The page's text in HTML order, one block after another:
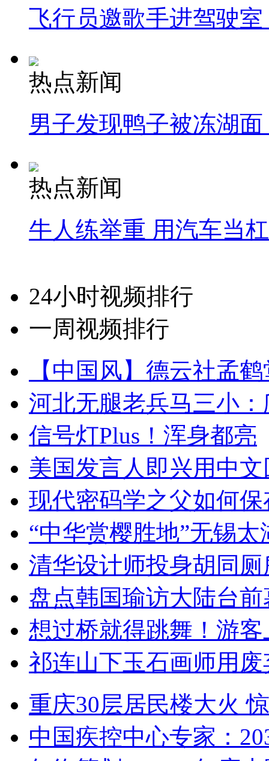
飞行员邀歌手进驾驶
热点新闻
男子发现鸭子被冻湖
热点新闻
牛人练举重 用汽车当
24小时视频排行
一周视频排行
【中国风】德云社孟
河北无腿老兵马三小
信号灯Plus！浑身都亮
美国发言人即兴用中
现代密码学之父如何
“中华赏樱胜地”无锡
清华设计师投身胡同
盘点韩国瑜访大陆台
想过桥就得跳舞！游客
祁连山下玉石画师用
重庆30层居民楼大火
中国疾控中心专家：